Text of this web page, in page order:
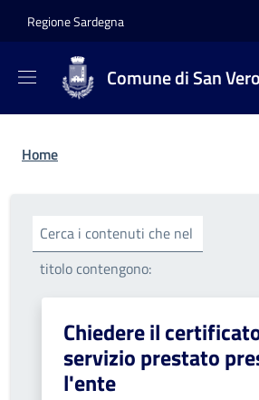
Regione Sardegna
Comune di San
Briciole di pane
Home
Cerca i contenuti che nel
titolo contengono:
Chiedere il
servizio prestato
l'ente